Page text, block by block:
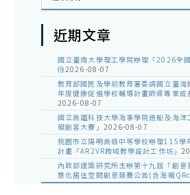
近期文章
國立臺南大學理工學院辦理「2026全
份2026-08-07
教育部國民及學前教育署委請國立臺
年度健康促進學校輔導計畫師資專業
2026-08-07
國立高雄科技大學海事學院造船及海
模創客大賽」 2026-08-07
桃園市立陽明高級中等學校辦理115學
計畫「AR2VR跨域教學設計工作坊」
內政部建築研究所主辦第十九屆「創
慧化居住空間創意競賽公告(含海報